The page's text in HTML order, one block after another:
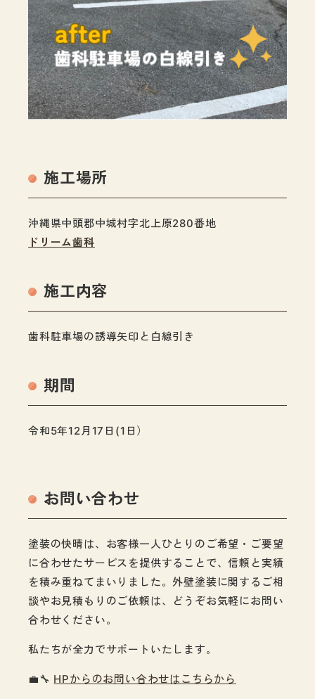
施工場所
沖縄県中頭郡中城村字北上原280番地
ドリーム歯科
施工内容
歯科駐車場の誘導矢印と白線引き
期間
令和5年12月17日(1日）
お問い合わせ
塗装の快晴は、お客様一人ひとりのご希望・ご要望
に合わせたサービスを提供することで、信頼と実績
を積み重ねてまいりました。外壁塗装に関するご相
談やお見積もりのご依頼は、どうぞお気軽にお問い
合わせください。
私たちが全力でサポートいたします。
💼🔧 HPからのお問い合わせはこちらから